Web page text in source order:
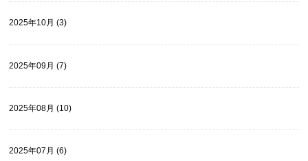
2025年10月 (3)
2025年09月 (7)
2025年08月 (10)
2025年07月 (6)